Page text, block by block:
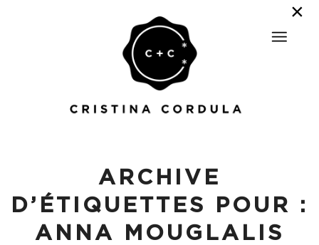
ARCHIVE
D’ÉTIQUETTES POUR :
ANNA MOUGLALIS